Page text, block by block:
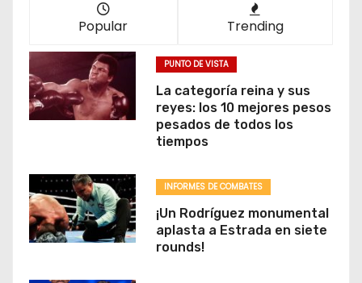
Popular Trending
PUNTO DE VISTA
La categoría reina y sus
reyes: los 10 mejores pesos
pesados de todos los
tiempos
INFORMES DE COMBATES
¡Un Rodríguez monumental
aplasta a Estrada en siete
rounds!